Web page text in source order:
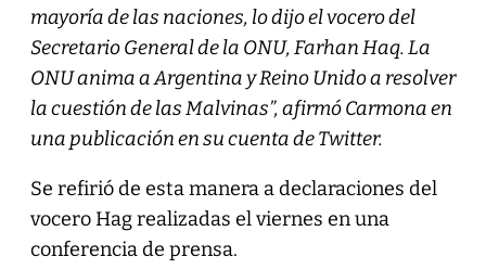
mayoría de las naciones, lo dijo el vocero del
Secretario General de la ONU, Farhan Haq. La
ONU anima a Argentina y Reino Unido a resolver
la cuestión de las Malvinas”, afirmó Carmona en
una publicación en su cuenta de Twitter.
Se refirió de esta manera a declaraciones del
vocero Hag realizadas el viernes en una
conferencia de prensa.